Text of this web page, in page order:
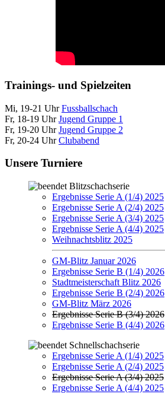
Trainings- und Spielzeiten
Mi, 19-21 UhrFussballschach
Fr, 18-19 UhrJugend Gruppe 1
Fr, 19-20 UhrJugend Gruppe 2
Fr, 20-24 UhrClubabend
Unsere Turniere
Blitzschachserie
Ergebnisse Serie A (1/4) 2025
Ergebnisse Serie A (2/4) 2025
Ergebnisse Serie A (3/4) 2025
Ergebnisse Serie A (4/4) 2025
Weihnachtsblitz 2025
GM-Blitz Januar 2026
Ergebnisse Serie B (1/4) 2026
Stadtmeisterschaft Blitz 2026
Ergebnisse Serie B (2/4) 2026
GM-Blitz März 2026
Ergebnisse Serie B (3/4) 2026
Ergebnisse Serie B (4/4) 2026
Schnellschachserie
Ergebnisse Serie A (1/4) 2025
Ergebnisse Serie A (2/4) 2025
Ergebnisse Serie A (3/4) 2025
Ergebnisse Serie A (4/4) 2025